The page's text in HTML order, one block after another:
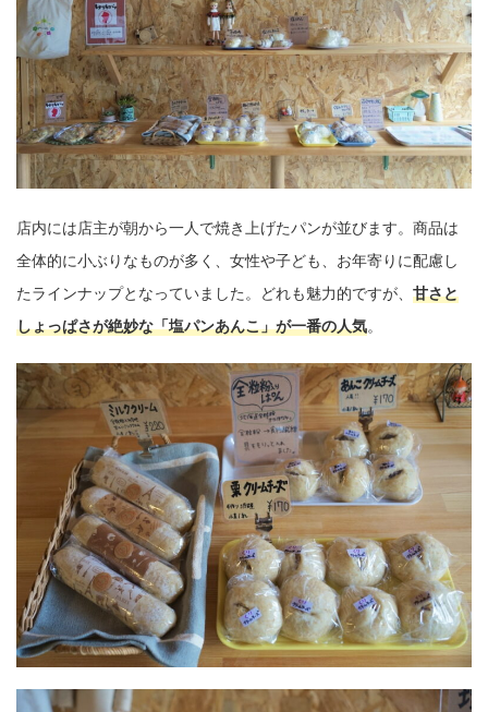
店内には店主が朝から一人で焼き上げたパンが並びます。商品は
全体的に小ぶりなものが多く、女性や子ども、お年寄りに配慮し
たラインナップとなっていました。どれも魅力的ですが、 甘さと
しょっぱさが絶妙な「塩パンあんこ」が一番の人気。